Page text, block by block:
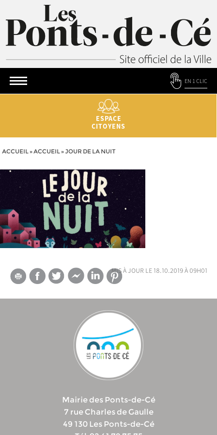
EN 1 CLIC
ESPACE
CITOYENS
ACCUEIL»ACCUEIL» JOUR DE LA NUIT
mis à jour le 18.10.2019 à 09h01
Mairie des Ponts-de-Cé
7 rue Charles de Gaulle
49 130 Les Ponts-de-Cé